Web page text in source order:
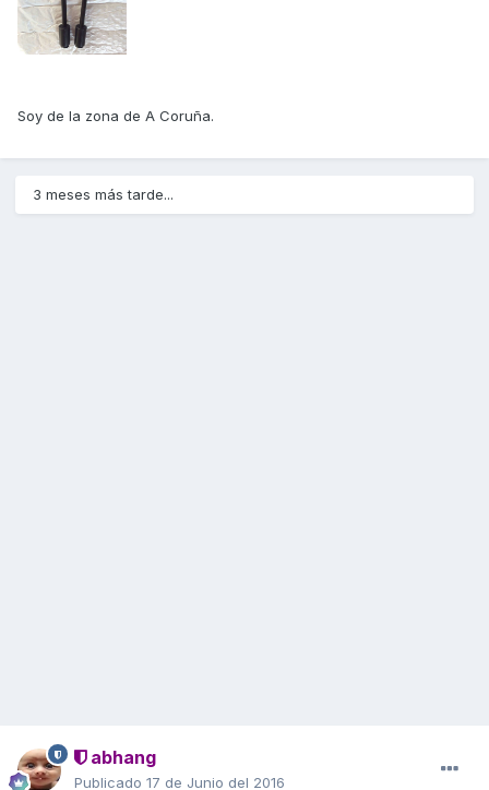
Soy de la zona de A Coruña.
3 meses más tarde...
abhang
Publicado 17 de Junio del 2016